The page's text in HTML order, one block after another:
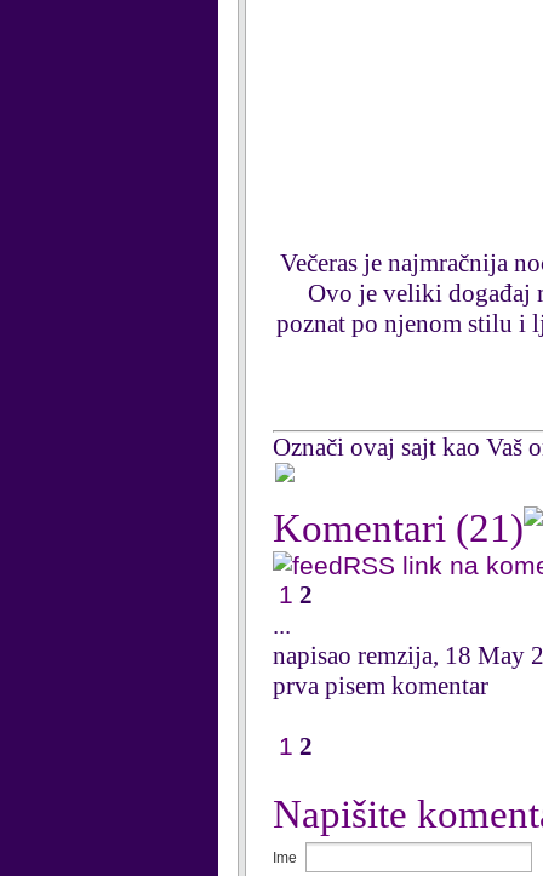
Večeras je najmračnija
Ovo je veliki događaj
poznat po njenom stilu i
Označi ovaj sajt kao Vaš
Komentari (21)
RSS link na
1 2
...
napisao remzija, 18 May
prva pisem komentar
1 2
Napišite
Ime